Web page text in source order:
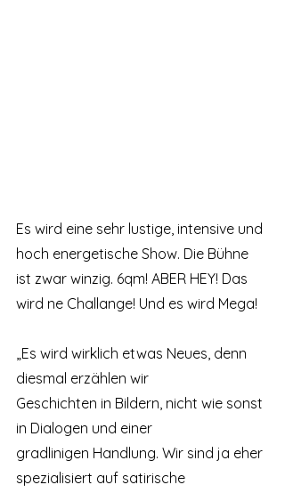
Es wird eine sehr lustige, intensive und
hoch energetische Show. Die Bühne
ist zwar winzig. 6qm! ABER HEY! Das
wird ne Challange! Und es wird Mega!
„Es wird wirklich etwas Neues, denn
diesmal erzählen wir
Geschichten in Bildern, nicht wie sonst
in Dialogen und einer
gradlinigen Handlung. Wir sind ja eher
spezialisiert auf satirische